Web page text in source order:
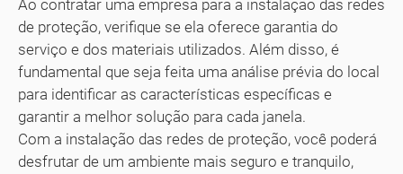
Ao contratar uma empresa para a instalação das redes
de proteção, verifique se ela oferece garantia do
serviço e dos materiais utilizados. Além disso, é
fundamental que seja feita uma análise prévia do local
para identificar as características específicas e
garantir a melhor solução para cada janela.
Com a instalação das redes de proteção, você poderá
desfrutar de um ambiente mais seguro e tranquilo,